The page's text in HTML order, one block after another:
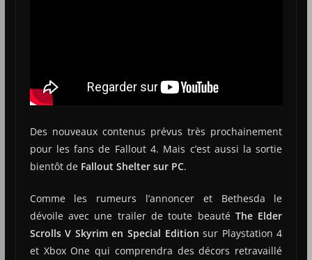
Des nouveaux contenus prévus très prochainement
pour les fans de Fallout 4. Mais c’est aussi la sortie
bientôt de Fallout Shelter sur PC.
Comme les rumeurs l’annoncer et Bethesda le
dévoile avec une trailer de toute beauté The Elder
Scrolls V Skyrim en Special Edition sur Playstation 4
et Xbox One qui comprendra des décors retravaillé